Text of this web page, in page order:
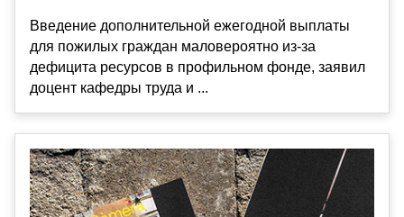
Введение дополнительной ежегодной выплаты
для пожилых граждан маловероятно из-за
дефицита ресурсов в профильном фонде, заявил
доцент кафедры труда и ...